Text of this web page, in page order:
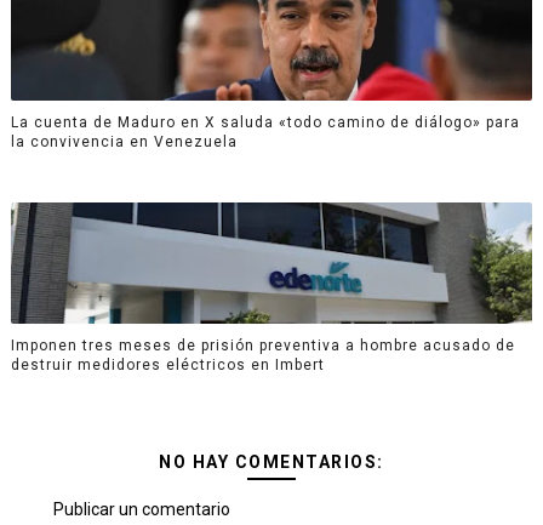
La cuenta de Maduro en X saluda «todo camino de diálogo» para
la convivencia en Venezuela
Imponen tres meses de prisión preventiva a hombre acusado de
destruir medidores eléctricos en Imbert
NO HAY COMENTARIOS:
Publicar un comentario